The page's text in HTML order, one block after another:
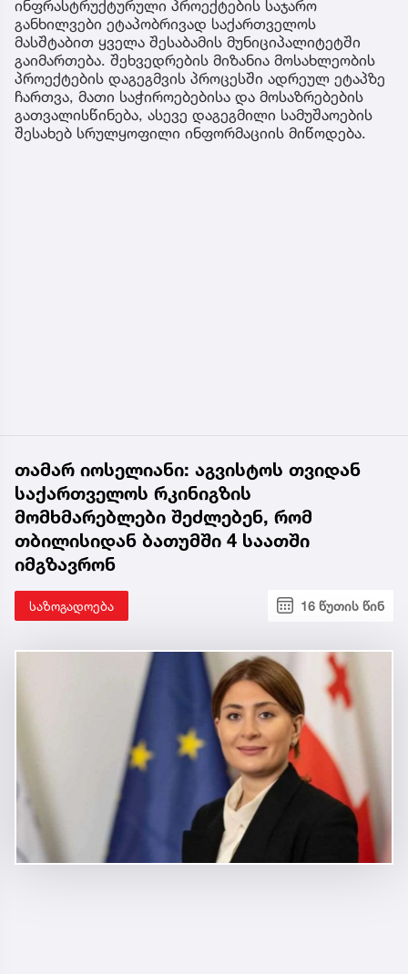
ინფრასტრუქტურული პროექტების საჯარო
განხილვები ეტაპობრივად საქართველოს
მასშტაბით ყველა შესაბამის მუნიციპალიტეტში
გაიმართება. შეხვედრების მიზანია მოსახლეობის
პროექტების დაგეგმვის პროცესში ადრეულ ეტაპზე
ჩართვა, მათი საჭიროებებისა და მოსაზრებების
გათვალისწინება, ასევე დაგეგმილი სამუშაოების
შესახებ სრულყოფილი ინფორმაციის მიწოდება.
თამარ იოსელიანი: აგვისტოს თვიდან
საქართველოს რკინიგზის
მომხმარებლები შეძლებენ, რომ
თბილისიდან ბათუმში 4 საათში
იმგზავრონ
საზოგადოება 16 წუთის წინ